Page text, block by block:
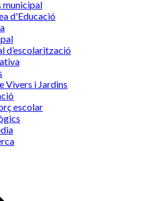
municipal
d'Educació
d’escolarització
Vivers i Jardins
escolar